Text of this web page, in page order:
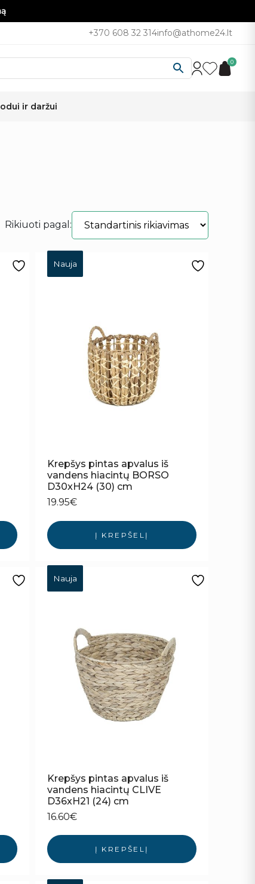
+370 608 32 314info@athome24.lt
0
ir daržui
Rikiuoti pagal:
Nauja
Krepšys pintas apvalus iš
vandens hiacintų BORSO
D30xH24 (30) cm
19.95€
Į KREPŠELĮ
Nauja
Krepšys pintas apvalus iš
vandens hiacintų CLIVE
D36xH21 (24) cm
16.60€
Į KREPŠELĮ